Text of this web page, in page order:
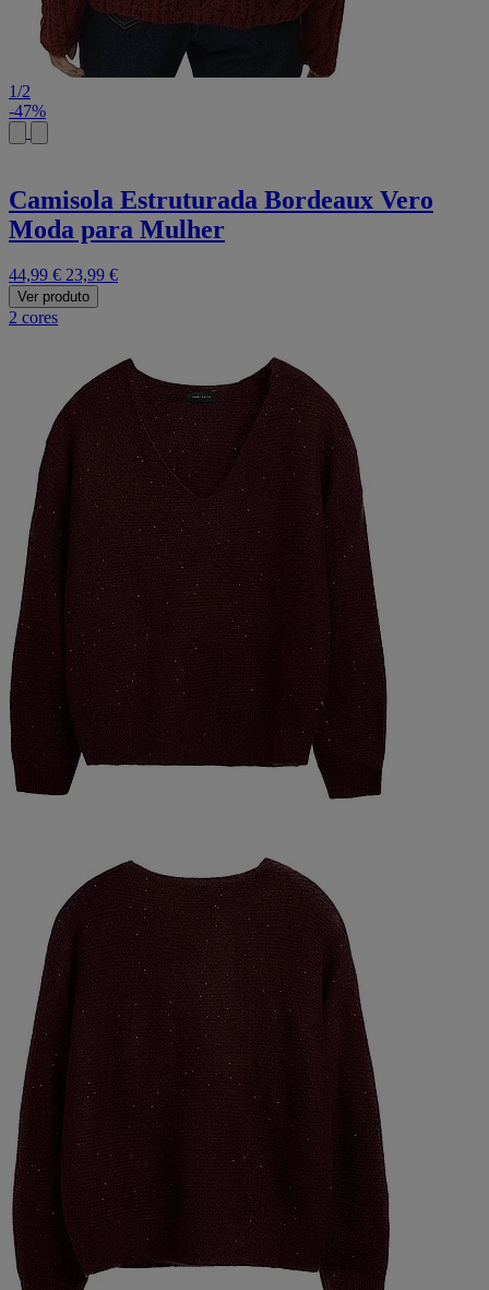
1/2
-47%
Camisola Estruturada Bordeaux Vero
Moda para Mulher
44,99 € 23,99 €
Ver produto
2 cores